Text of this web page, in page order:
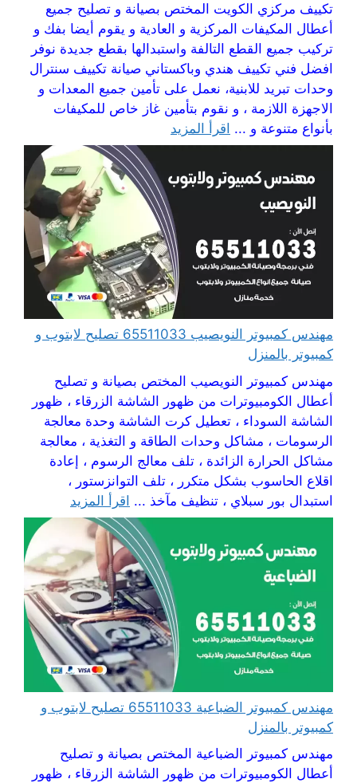
تكييف مركزي الكويت المختص بصيانة و تصليح جميع
أعطال المكيفات المركزية و العادية و يقوم أيضا بفك و
تركيب جميع القطع التالفة واستبدالها بقطع جديدة نوفر
افضل فني تكييف هندي وباكستاني صيانة تكييف سنترال
وحدات تبريد للابنية، نعمل على تأمين جميع المعدات و
الاجهزة اللازمة ، و نقوم بتأمين غاز خاص للمكيفات
بأنواع متنوعة و ... اقرأ المزيد
مهندس كمبيوتر النويصيب 65511033 تصليح لابتوب و
كمبيوتر بالمنزل
مهندس كمبيوتر النويصيب المختص بصيانة و تصليح
أعطال الكومبيوترات من ظهور الشاشة الزرقاء ، ظهور
الشاشة السوداء ، تعطيل كرت الشاشة وحدة معالجة
الرسومات ، مشاكل وحدات الطاقة و التغذية ، معالجة
مشاكل الحرارة الزائدة ، تلف معالج الرسوم ، إعادة
اقلاع الحاسوب بشكل متكرر ، تلف التوانزستور ،
استبدال بور سبلاي ، تنظيف مآخذ ... اقرأ المزيد
مهندس كمبيوتر الضباعية 65511033 تصليح لابتوب و
كمبيوتر بالمنزل
مهندس كمبيوتر الضباعية المختص بصيانة و تصليح
أعطال الكومبيوترات من ظهور الشاشة الزرقاء ، ظهور